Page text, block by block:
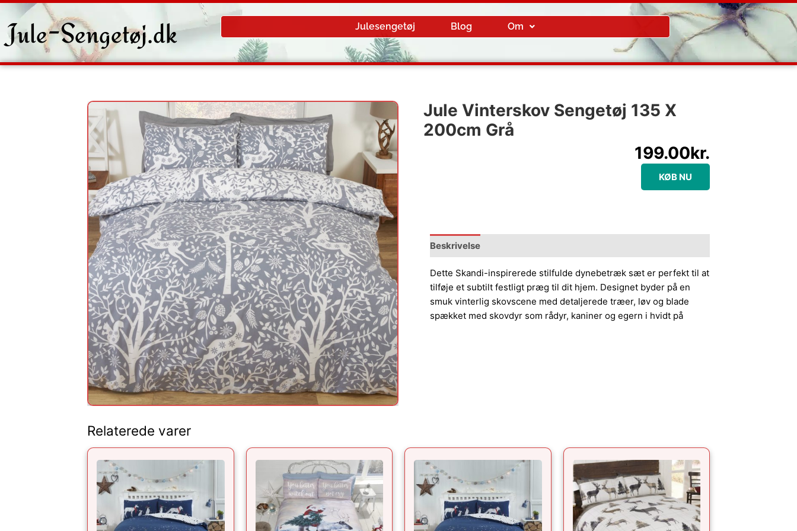
Gå
indholdet
Jule-Sengetøj.dk Julesengetøj Blog Om
Jule Vinterskov Sengetøj 135 X
200cm Grå
199.00kr.
KØB NU
Beskrivelse
Dette Skandi-inspirerede stilfulde dynebetræk sæt er perfekt til at
tilføje et subtilt festligt præg til dit hjem. Designet byder på en
smuk vinterlig skovscene med detaljerede træer, løv og blade
spækket med skovdyr som rådyr, kaniner og egern i hvidt på
Relaterede varer